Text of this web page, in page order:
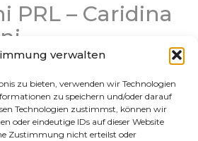
verwalten
zu bieten, verwenden wir Technologien
zu speichern und/oder darauf
Technologien zustimmst, können wir
oder eindeutige IDs auf dieser Website
Zustimmung nicht erteilst oder
PRL – Caridina
handelt es sich um eine
logemanni aus Japan. Der
mit viel Aufwand laufend
verbessert. Seine Zuchttiere
hochpreisig und für…